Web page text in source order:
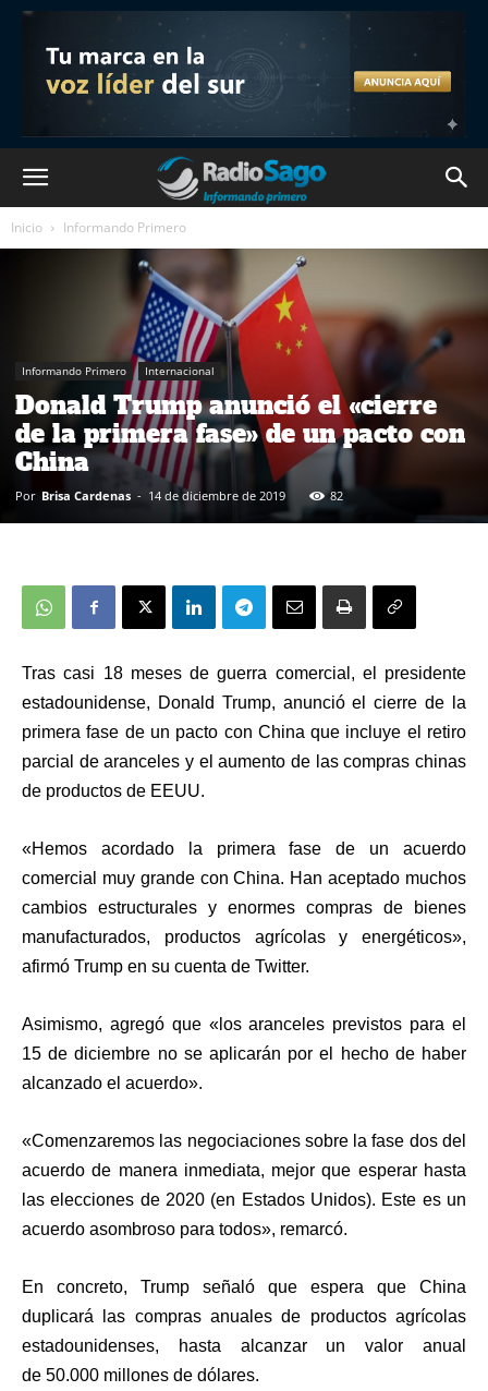
Inicio Informando Primero
Informando Primero Internacional
Donald Trump anunció el «cierre
de la primera fase» de un pacto con
China
Por Brisa Cardenas - 14 de diciembre de 2019 82
Tras casi 18 meses de guerra comercial, el presidente
estadounidense, Donald Trump, anunció el cierre de la
primera fase de un pacto con China que incluye el retiro
parcial de aranceles y el aumento de las compras chinas
de productos de EEUU.
«Hemos acordado la primera fase de un acuerdo
comercial muy grande con China. Han aceptado muchos
cambios estructurales y enormes compras de bienes
manufacturados, productos agrícolas y energéticos»,
afirmó Trump en su cuenta de Twitter.
Asimismo, agregó que «los aranceles previstos para el
15 de diciembre no se aplicarán por el hecho de haber
alcanzado el acuerdo».
«Comenzaremos las negociaciones sobre la fase dos del
acuerdo de manera inmediata, mejor que esperar hasta
las elecciones de 2020 (en Estados Unidos). Este es un
acuerdo asombroso para todos», remarcó.
En concreto, Trump señaló que espera que China
duplicará las compras anuales de productos agrícolas
estadounidenses, hasta alcanzar un valor anual
de 50.000 millones de dólares.